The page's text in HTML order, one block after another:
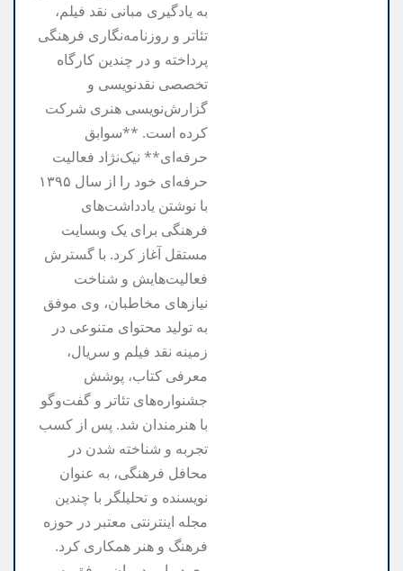
به یادگیری مبانی نقد فیلم،
تئاتر و روزنامه‌نگاری فرهنگی
پرداخته و در چندین کارگاه
تخصصی نقدنویسی و
گزارش‌نویسی هنری شرکت
کرده است. **سوابق
حرفه‌ای** نیک‌نژاد فعالیت
حرفه‌ای خود را از سال ۱۳۹۵
با نوشتن یادداشت‌های
فرهنگی برای یک وبسایت
مستقل آغاز کرد. با گسترش
فعالیت‌هایش و شناخت
نیازهای مخاطبان، وی موفق
به تولید محتوای متنوعی در
زمینه نقد فیلم و سریال،
معرفی کتاب، پوشش
جشنواره‌های تئاتر و گفت‌وگو
با هنرمندان شد. پس از کسب
تجربه و شناخته شدن در
محافل فرهنگی، به عنوان
نویسنده و تحلیلگر با چندین
مجله اینترنتی معتبر در حوزه
فرهنگ و هنر همکاری کرد.